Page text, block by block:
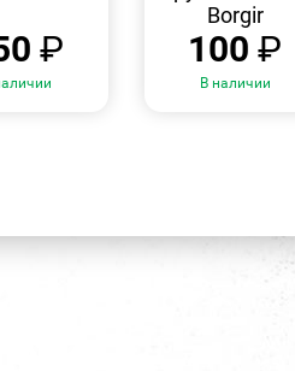
₽
Borgir
100₽
В наличии